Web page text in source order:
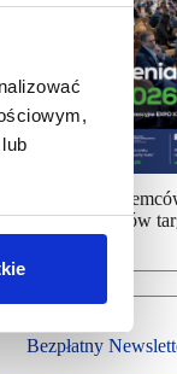
wysyłka dla
uczestników
Bezpłatny